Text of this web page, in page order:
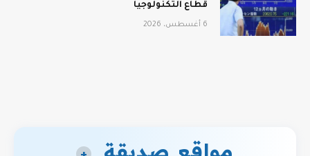
قطاع التكنولوجيا
6 أغسطس، 2026
مواقع صديقة